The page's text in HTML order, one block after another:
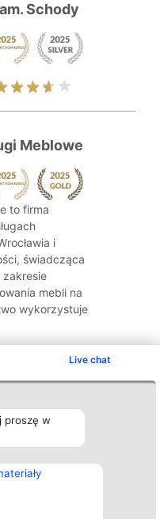
Live chat
proszę w
Schody
Meblowe
to firma
i
świadcząca
zakresie
mebli na
wykorzystuje
Kontakt
Kontakt